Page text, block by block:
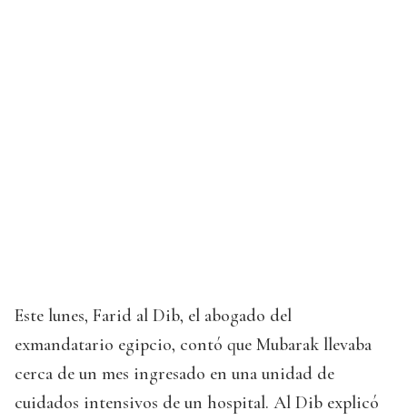
Este lunes, Farid al Dib, el abogado del
exmandatario egipcio, contó que Mubarak llevaba
cerca de un mes ingresado en una unidad de
cuidados intensivos de un hospital. Al Dib explicó